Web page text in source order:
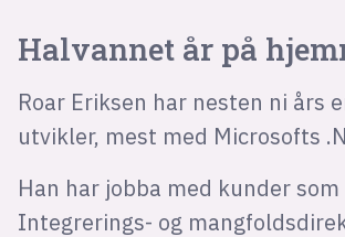
Halvannet år på
Roar Eriksen har nesten ni års
utvikler, mest med Microsofts
Han har jobba med kunder som
Integrerings- og